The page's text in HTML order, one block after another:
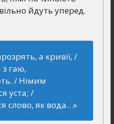
йдуть уперед.
а кривії, /
гаю,
/ Німим
уста; /
слово, як вода…»